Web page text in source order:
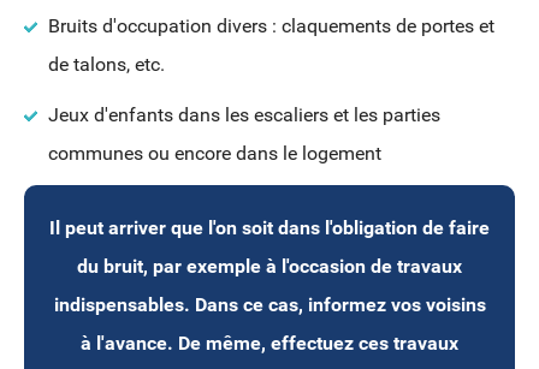
Bruits d'occupation divers : claquements de portes et
de talons, etc.
Jeux d'enfants dans les escaliers et les parties
communes ou encore dans le logement
Il peut arriver que l'on soit dans l'obligation de faire
du bruit, par exemple à l'occasion de travaux
indispensables. Dans ce cas, informez vos voisins
à l'avance. De même, effectuez ces travaux